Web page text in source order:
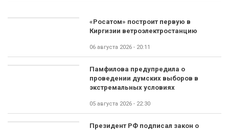
«Росатом» построит первую в
Киргизии ветроэлектростанцию
06 августа 2026 - 20:11
Памфилова предупредила о
проведении думских выборов в
экстремальных условиях
05 августа 2026 - 22:30
Президент РФ подписал закон о